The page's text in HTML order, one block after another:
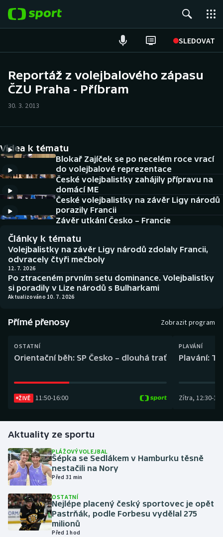
SLEDOVAT
Hokej
Cyklistika
DALŠÍ SPORTY
Americký fotbal
Basketbal
Biatlon
Box
Curling
Florbal
Futsal
Golf
Gymnastika
Házená
Jezdectví
NEPŘEHLÉDNĚTE
Historické návraty
Aplikace ČT sport
Reportáž z volejbalového zápasu
ČZU Praha - Příbram
30. 3. 2013
Videa k tématu
Blokař Zajíček se po necelém roce vrací
do volejbalové reprezentace
České volejbalistky zahájily přípravu na
domácí ME
České volejbalistky na závěr Ligy národů
porazily Francii
Závěr utkání Česko – Francie
Články k tématu
Volejbalistky na závěr Ligy národů zdolaly Francii,
odvracely čtyři mečboly
12. 7. 2026
Po ztraceném prvním setu dominance. Volejbalistky
si poradily v Lize národů s Bulharkami
Aktualizováno 10. 7. 2026
Přímé přenosy Zobrazit program
OSTATNÍ
Orientační běh: SP Česko – dlouhá trať
ŽIVĚ 11:50-16:00
PLAVÁNÍ
Plavání:
Zítra, 12:30-
Aktuality ze sportu
PLÁŽOVÝ VOLEJBAL
Šépka se Sedlákem v Hamburku těsně
nestačili na Nory
Před 31 min
OSTATNÍ
Nejlépe placený český sportovec je opět
Pastrňák, podle Forbesu vydělal 275
milionů
Před 1 hod